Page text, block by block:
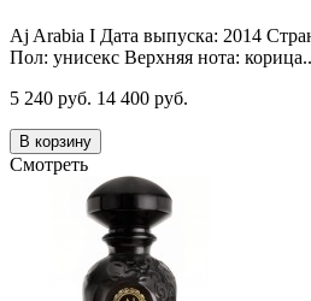
Aj Arabia I Дата выпуска: 2014
Пол: унисекс Верхняя нота: корица..
5 240 руб. 14 400 руб.
В корзину
Смотреть